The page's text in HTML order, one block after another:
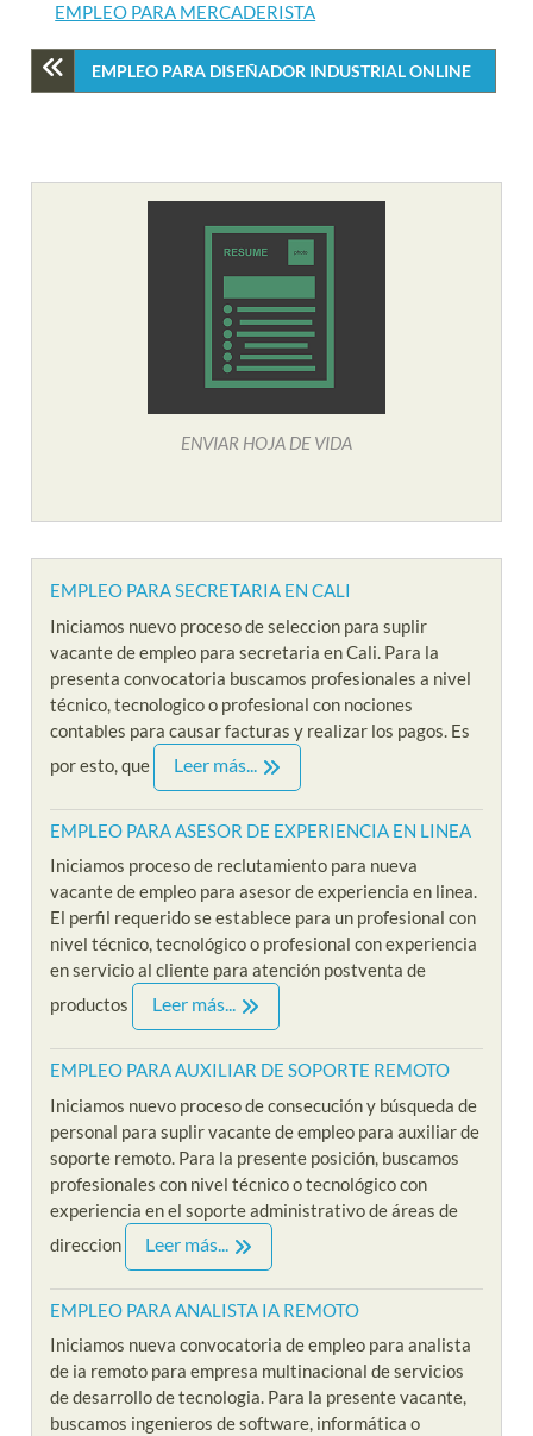
EMPLEO PARA MERCADERISTA
EMPLEO PARA DISEÑADOR INDUSTRIAL ONLINE
ENVIAR HOJA DE VIDA
EMPLEO PARA SECRETARIA EN CALI
Iniciamos nuevo proceso de seleccion para suplir
vacante de empleo para secretaria en Cali. Para la
presenta convocatoria buscamos profesionales a nivel
técnico, tecnologico o profesional con nociones
contables para causar facturas y realizar los pagos. Es
por esto, que
Leer más...
EMPLEO PARA ASESOR DE EXPERIENCIA EN LINEA
Iniciamos proceso de reclutamiento para nueva
vacante de empleo para asesor de experiencia en linea.
El perfil requerido se establece para un profesional con
nivel técnico, tecnológico o profesional con experiencia
en servicio al cliente para atención postventa de
productos
Leer más...
EMPLEO PARA AUXILIAR DE SOPORTE REMOTO
Iniciamos nuevo proceso de consecución y búsqueda de
personal para suplir vacante de empleo para auxiliar de
soporte remoto. Para la presente posición, buscamos
profesionales con nivel técnico o tecnológico con
experiencia en el soporte administrativo de áreas de
direccion
Leer más...
EMPLEO PARA ANALISTA IA REMOTO
Iniciamos nueva convocatoria de empleo para analista
de ia remoto para empresa multinacional de servicios
de desarrollo de tecnologia. Para la presente vacante,
buscamos ingenieros de software, informática o